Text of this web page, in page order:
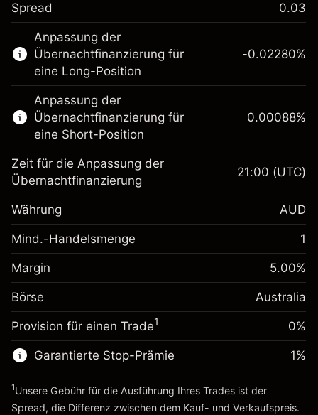
Dieser Finanzmarkt steht für das CFD-
Trading zur Verfügung.
Erfahren Sie mehr über:
CFDs
Spread 0.03
Anpassung der
Übernachtfinanzierung für
eine Long-Position
Margin. Ihre Investition
A$1,000.00
Anpassung der
Übernachtfinanzierung
fremdfinanzierten
(-A$4.56)
Positionsgröße mit Hebelwirkung
~A$20,000.00
Geld aus Hebelwirkung ~ $
-0.02280%
Anpassung der
Übernachtfinanzierung für
eine Short-Position
Margin. Ihre Investition
A$1,000.00
Anpassung der
Gebühren aus
fremdfinanzierten
Positionswert
0.000884
%
(A$0.18)
Positionsgröße mit Hebelwirkung
Geld aus Hebelwirkung ~ $A$19,000.00
0.00088%
Zeit für die Anpassung der
Übernachtfinanzierung
21:00 (UTC)
Währung AUD
Mind.-Handelsmenge 1
Margin 5.00%
Börse Australia
Provision für einen Trade1 0%
Garantierte Stop-Prämie 1%
1Unsere Gebühr für die Ausführung Ihres Trades ist der
Spread, die Differenz zwischen dem Kauf- und Verkaufspreis.